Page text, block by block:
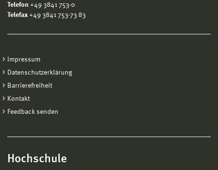
erfolgt keine Zulassung
entsprechenden Ordnungen.
Telefon +49 3841 753-0
Telefax +49 3841 753-73 83
Impressum
Datenschutzerklärung
Barrierefreiheit
Kontakt
Feedback senden
Hochschule